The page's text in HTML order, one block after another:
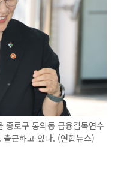
로구 통의동 금융감독연수
근하고 있다. (연합뉴스)